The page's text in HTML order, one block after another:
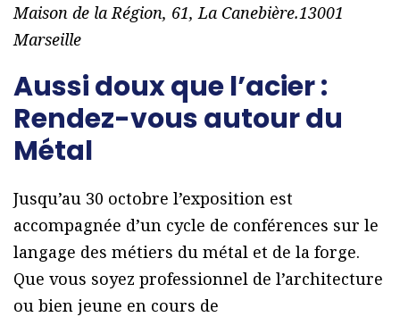
Maison de la Région, 61, La Canebière.13001
Marseille
Aussi doux que l’acier :
Rendez-vous autour du
Métal
Jusqu’au 30 octobre l’exposition est
accompagnée d’un cycle de conférences sur le
langage des métiers du métal et de la forge.
Que vous soyez professionnel de l’architecture
ou bien jeune en cours de